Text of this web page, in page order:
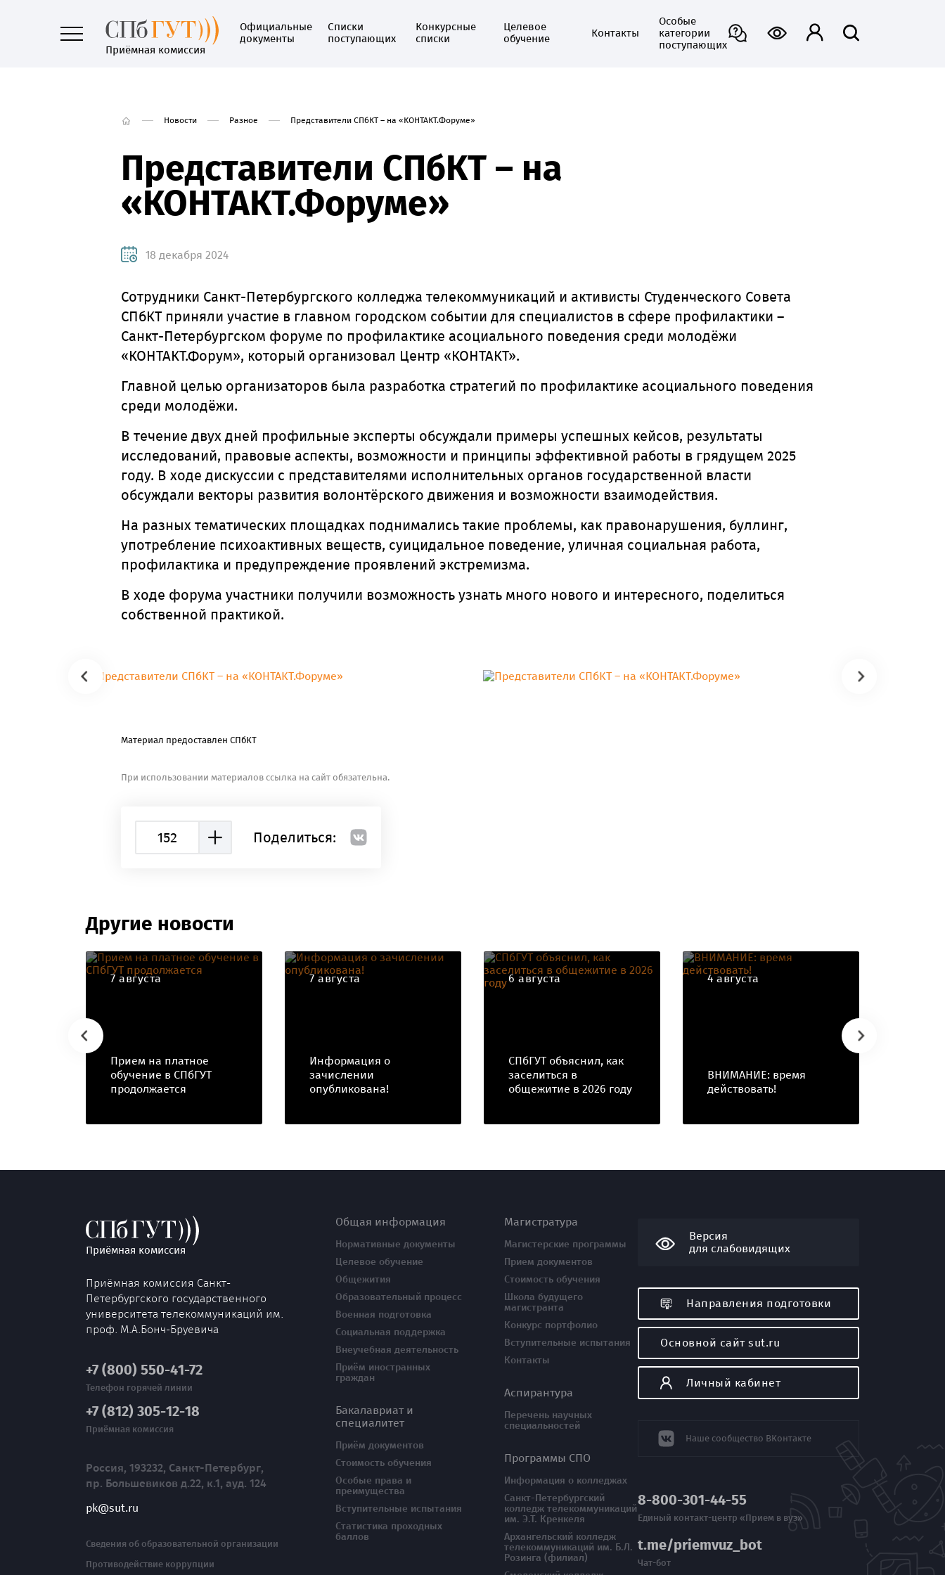
Приёмная комиссия
Официальные
документы
Списки
поступающих
Конкурсные
списки
Целевое
обучение
Контакты
Особые
категории
поступающих
Новости Разное Представители СПбКТ – на «КОНТАКТ.Форуме»
Представители СПбКТ – на
«КОНТАКТ.Форуме»
18 декабря 2024
Сотрудники Санкт-Петербургского колледжа телекоммуникаций и активисты Студенческого Совета
СПбКТ приняли участие в главном городском событии для специалистов в сфере профилактики –
Санкт-Петербургском форуме по профилактике асоциального поведения среди молодёжи
«КОНТАКТ.Форум», который организовал Центр «КОНТАКТ».
Главной целью организаторов была разработка стратегий по профилактике асоциального поведения
среди молодёжи.
В течение двух дней профильные эксперты обсуждали примеры успешных кейсов, результаты
исследований, правовые аспекты, возможности и принципы эффективной работы в грядущем 2025
году. В ходе дискуссии с представителями исполнительных органов государственной власти
обсуждали векторы развития волонтёрского движения и возможности взаимодействия.
На разных тематических площадках поднимались такие проблемы, как правонарушения, буллинг,
употребление психоактивных веществ, суицидальное поведение, уличная социальная работа,
профилактика и предупреждение проявлений экстремизма.
В ходе форума участники получили возможность узнать много нового и интересного, поделиться
собственной практикой.
Материал предоставлен СПбКТ
При использовании материалов ссылка на сайт обязательна.
152 Поделиться:
Другие новости
7 августа
Прием на платное
обучение в СПбГУТ
продолжается
7 августа
Информация о
зачислении
опубликована!
6 августа
СПбГУТ объяснил, как
заселиться в
общежитие в 2026 году
4 августа
ВНИМАНИЕ: время
действовать!
Приёмная комиссия
Приёмная комиссия Санкт-
Петербургского государственного
университета телекоммуникаций им.
проф. М.А.Бонч-Бруевича
+7 (800) 550-41-72
Телефон горячей линии
+7 (812) 305-12-18
Приёмная комиссия
Россия, 193232, Санкт-Петербург,
пр. Большевиков д.22, к.1, ауд. 124
pk@sut.ru
Сведения об образовательной организации
Противодействие коррупции
Общая информация
Нормативные документы
Целевое обучение
Общежития
Образовательный процесс
Военная подготовка
Социальная поддержка
Внеучебная деятельность
Приём иностранных
граждан
Бакалавриат и
специалитет
Приём документов
Стоимость обучения
Особые права и
преимущества
Вступительные испытания
Статистика проходных
баллов
Магистратура
Магистерские программы
Прием документов
Стоимость обучения
Школа будущего
магистранта
Конкурс портфолио
Вступительные испытания
Контакты
Аспирантура
Перечень научных
специальностей
Программы СПО
Информация о колледжах
Санкт-Петербургский
колледж телекоммуникаций
им. Э.Т. Кренкеля
Архангельский колледж
телекоммуникаций им. Б.Л.
Розинга (филиал)
Версия
для слабовидящих
Направления подготовки
Основной сайт sut.ru
Личный кабинет
Наше сообщество ВКонтакте
8-800-301-44-55
Единый контакт-центр «Прием в вуз»
t.me/priemvuz_bot
Чат-бот